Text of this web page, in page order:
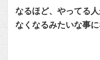
なるほど、やってる
なくなるみたいな事